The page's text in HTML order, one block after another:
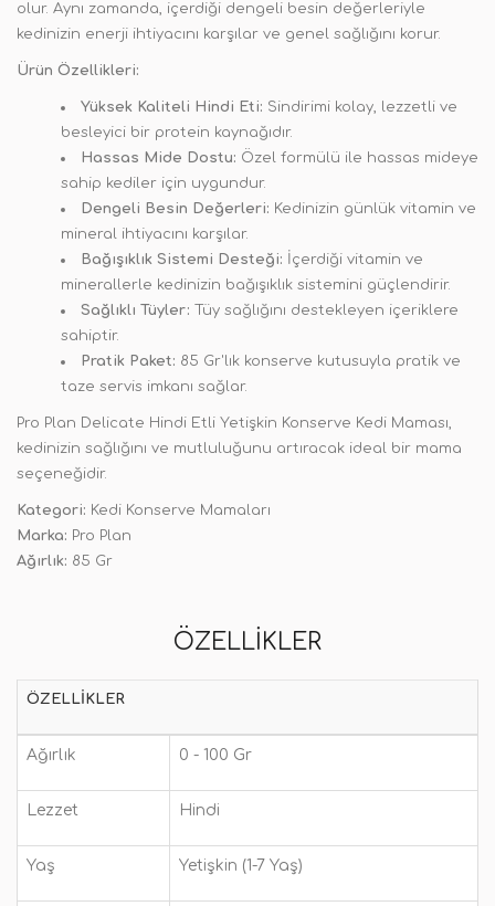
olur. Aynı zamanda, içerdiği dengeli besin değerleriyle
kedinizin enerji ihtiyacını karşılar ve genel sağlığını korur.
Ürün Özellikleri:
Yüksek Kaliteli Hindi Eti: Sindirimi kolay, lezzetli ve
besleyici bir protein kaynağıdır.
Hassas Mide Dostu: Özel formülü ile hassas mideye
sahip kediler için uygundur.
Dengeli Besin Değerleri: Kedinizin günlük vitamin ve
mineral ihtiyacını karşılar.
Bağışıklık Sistemi Desteği: İçerdiği vitamin ve
minerallerle kedinizin bağışıklık sistemini güçlendirir.
Sağlıklı Tüyler: Tüy sağlığını destekleyen içeriklere
sahiptir.
Pratik Paket: 85 Gr'lık konserve kutusuyla pratik ve
taze servis imkanı sağlar.
Pro Plan Delicate Hindi Etli Yetişkin Konserve Kedi Maması,
kedinizin sağlığını ve mutluluğunu artıracak ideal bir mama
seçeneğidir.
Kategori: Kedi Konserve Mamaları
Marka: Pro Plan
Ağırlık: 85 Gr
ÖZELLIKLER
ÖZELLIKLER
Ağırlık 0 - 100 Gr
Lezzet Hindi
Yaş Yetişkin (1-7 Yaş)